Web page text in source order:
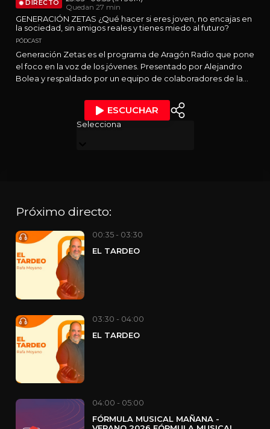
DIRECTO
Quedan 27 min
GENERACIÓN ZETAS ¿Qué hacer si eres joven, no encajas en
la sociedad, sin amigos reales y tienes miedo al futuro?
PÓDCAST
Generación Zetas es el programa de Aragón Radio que pone
el foco en la voz de los jóvenes. Presentado por Alejandro
Bolea y respaldado por un equipo de colaboradores de la
temas como la salud mental, el empleo, las relaciones, la
educación, las redes sociales o el futuro. A través de
testimonios, entrevistas con expertos e influencers y
ESCUCHAR
Selecciona
Próximo directo:
00:35 - 03:30
EL TARDEO
03:30 - 04:00
EL TARDEO
04:00 - 05:00
FÓRMULA MUSICAL MAÑANA -